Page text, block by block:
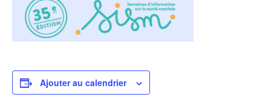
Ajouter au calendrier